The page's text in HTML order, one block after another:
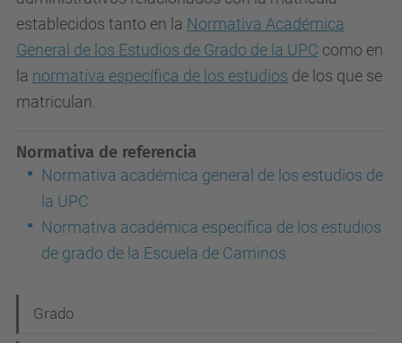
establecidos tanto en la Normativa Académica
General de los Estudios de Grado de la UPC como en
la normativa específica de los estudios de los que se
matriculan.
Normativa de referencia
Normativa académica general de los estudios de
la UPC
Normativa académica específica de los estudios
de grado de la Escuela de Caminos
Grado